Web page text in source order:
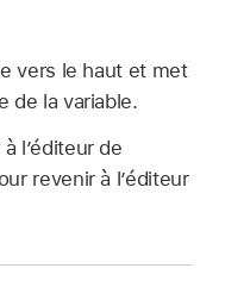
vers le haut et met
de la variable.
l’éditeur de
revenir à l’éditeur